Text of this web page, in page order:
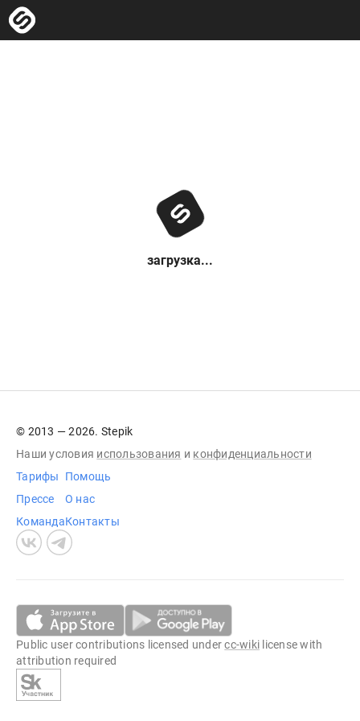
загрузка...
© 2013 — 2026. Stepik
Наши условия использования и конфиденциальности
Тарифы
Прессе
Команда
Помощь
О нас
Контакты
Public user contributions licensed undercc-wiki license with
attribution required